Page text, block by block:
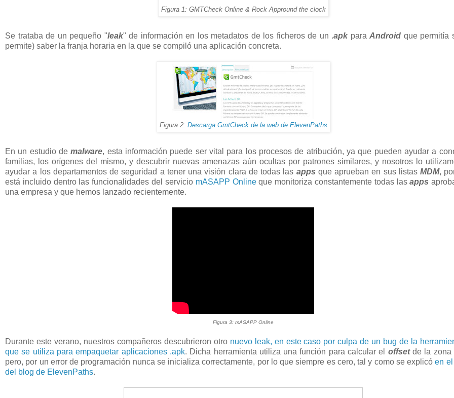
Figura 1: GMTCheck Online & Rock Appround the clock
Se trataba de un pequeño "leak" de información en los metadatos de los ficheros de un .apk para Android que permitía
permite) saber la franja horaria en la que se compiló una aplicación concreta.
Figura 2: Descarga GmtCheck de la web de ElevenPaths
En un estudio demalware, esta información puede ser vital para los procesos de atribución, ya que pueden ayudar a
familias, los orígenes del mismo, y descubrir nuevas amenazas aún ocultas por patrones similares, y nosotros lo
ayudar a los departamentos de seguridad a tener una visión clara de todas las apps que aprueban en sus listasMDM,
está incluido dentro las funcionalidades del servicio mASAPP Onlineque monitoriza constantemente todas lasapps
una empresa y que hemos lanzado recientemente.
Figura 3: mASAPP Online
Durante este verano, nuestros compañeros descubrieron otro nuevo leak, en este caso por culpa de un bug de la
que se utiliza para empaquetar aplicaciones .apk. Dicha herramienta utiliza una función para calcular el offsetde la zona
pero, por un error de programación nunca se inicializa correctamente, por lo que siempre es cero, tal y como se explicóen
del blog de ElevenPaths.